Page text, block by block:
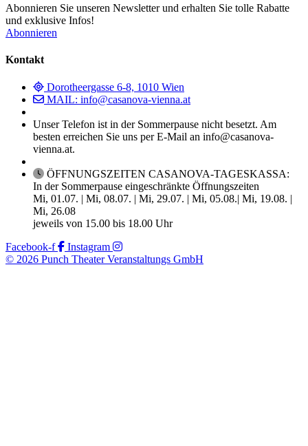
Abonnieren Sie unseren Newsletter und erhalten Sie tolle Rabatte
und exklusive Infos!
Abonnieren
Kontakt
Dorotheergasse 6-8, 1010 Wien
MAIL: info@casanova-vienna.at
Unser Telefon ist in der Sommerpause nicht besetzt. Am
besten erreichen Sie uns per E-Mail an info@casanova-
vienna.at.
ÖFFNUNGSZEITEN CASANOVA-TAGESKASSA:
In der Sommerpause eingeschränkte Öffnungszeiten
Mi, 01.07. | Mi, 08.07. | Mi, 29.07. | Mi, 05.08.| Mi, 19.08. |
Mi, 26.08
jeweils von 15.00 bis 18.00 Uhr
Facebook-f
Instagram
© 2026 Punch Theater Veranstaltungs GmbH